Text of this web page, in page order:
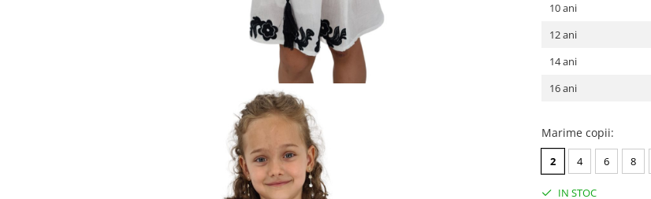
10 ani
12 ani
14 ani
16 ani
Marime copii:
2 4 6 8
IN STOC